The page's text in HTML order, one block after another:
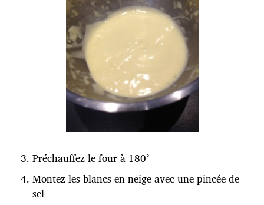
Préchauffez le four à 180°
Montez les blancs en neige avec une pincée de
sel